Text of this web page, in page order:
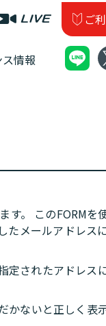
ご
情報
す。 このFORMを
たメールアドレス
定されたアドレス
かないと正しく表